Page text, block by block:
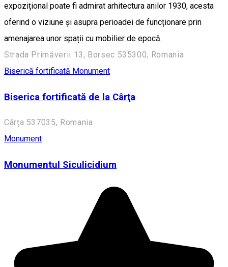
expozițional poate fi admirat arhitectura anilor 1930, acesta
oferind o viziune și asupra perioadei de funcționare prin
amenajarea unor spații cu mobilier de epocă.
Strada Primăverii 13, Borsec 535300, Romania
Biserică fortificată Monument
Biserica fortificată de la Cârţa
Cârța 537035, Romania
Monument
Monumentul Siculicidium